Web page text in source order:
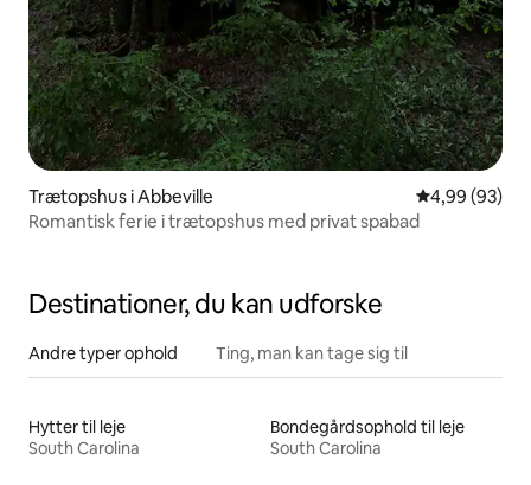
Trætopshus i Abbeville 4,99 ud af 5 i
4,99 (93)
Romantisk ferie i trætopshus med privat spabad
Destinationer, du kan udforske
Andre typer ophold Ting, man kan tage sig til
Hytter til leje
South Carolina
Bondegårdsophold til leje
South Carolina